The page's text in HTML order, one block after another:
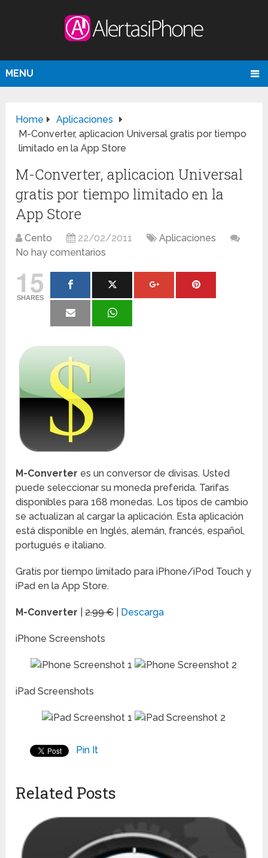
MENU
Home
Aplicaciones
M-Converter, aplicacion Universal gratis por tiempo
limitado en la App Store
M-Converter, aplicacion Universal
gratis por tiempo limitado en la
App Store
Cento 22/02/2011
Aplicaciones
No hay comentarios
15
SHARES
M-Converter es un conversor de divisas. Usted
puede seleccionar su moneda preferida. Tarifas
disponibles para 168 monedas. Los tipos de cambio
se actualizan al cargar la aplicación. Esta aplicación
está disponible en Inglés, alemán, francés, español,
portugués e italiano.
Gratis por tiempo limitado para iPhone/iPod Touch y
iPad en la App Store.
M-Converter |2.99 € Descarga
iPhone Screenshots
iPad Screenshots
Pin It
Related Posts